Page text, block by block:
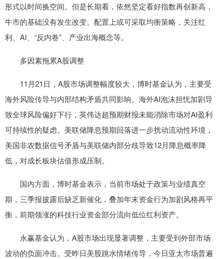
形式以时间换空间。但是长期看，依然坚定看好指数再创新高，
牛市的基础没有发生改变。配置上或可采取均衡策略，关注红
利、AI、“反内卷”、产业出海概念等。
多因素拖累A股调整
11月21日，A股市场调整幅度较大，博时基金认为，主要受
海外风险传导与内部结构矛盾共同影响。海外AI泡沫担忧加剧导
致全球风险偏好下行，英伟达超预期财报未能消除市场对AI盈利
可持续性的疑虑。美联储降息预期回落进一步扰动流动性环境，
美国非农数据信号矛盾与美联储内部分歧导致12月降息概率降
低，对成长板块估值形成压制。
国内方面，博时基金表示，当前市场处于政策与业绩真空
期，三季报披露后缺乏新催化，叠加年末资金行为加剧风格再平
衡，前期领涨的科技行业资金部分流向低位红利资产。
永赢基金认为，A股市场出现显著调整，主要受到外部市场
波动的负面冲击。受昨日美股跳水情绪传导，今日亚太市场普遍